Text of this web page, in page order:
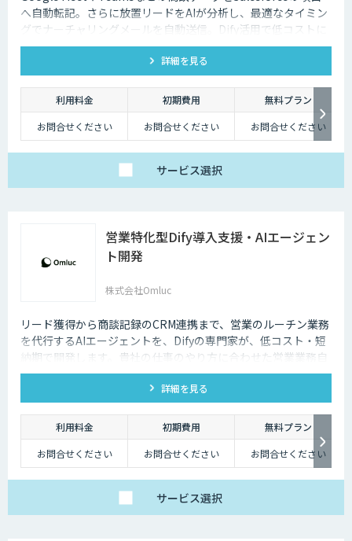
へ自動転記。さらに放置リードをAIが分析し、最適なタイミン
グでナーチャリングメールを自動送信。Dify活用で低コストに
実現します。
詳細を見る
利用料金 初期費用
無料プラン
お問合せください
お問合せください お問合せください
サービス選択
営業特化型Dify導入支援・AIエージェン
ト開発
株式会社Omluc
リード獲得から商談記録のCRM連携まで、営業のルーチン業務
を代行するAIエージェントを、Difyの専門家が、低コスト・短
納期で開発します。貴社の仕事のやり方に合わせた営業業務自
動化をサポートします。
詳細を見る
利用料金 初期費用
無料プラン
お問合せください
お問合せください お問合せください
サービス選択